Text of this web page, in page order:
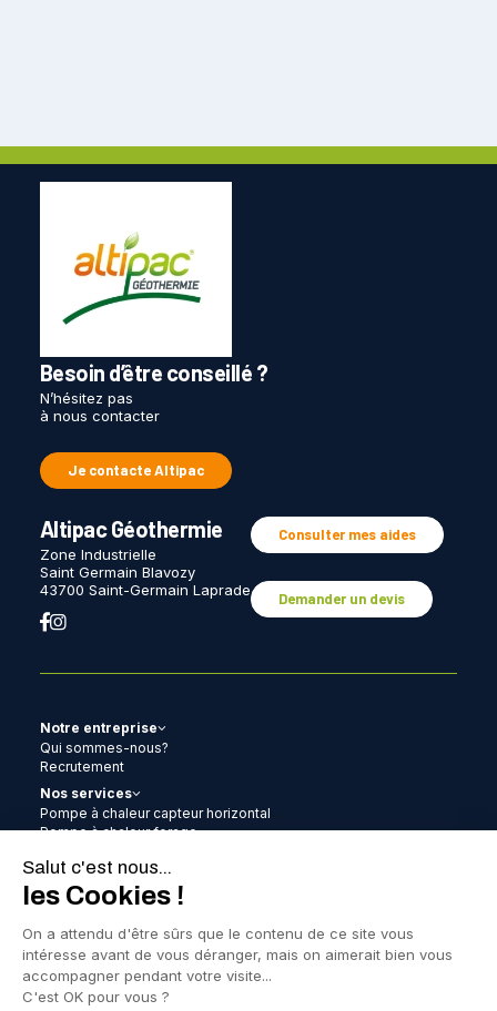
Besoin d’être conseillé ?
N’hésitez pas
à nous contacter
Je contacte Altipac
Altipac Géothermie
Zone Industrielle
Saint Germain Blavozy
43700 Saint-Germain Laprade
Consulter mes aides
Demander un devis
Notre entreprise
Qui sommes-nous?
Recrutement
Nos services
Pompe à chaleur capteur horizontal
Pompe à chaleur forage
Pompe à chaleur clim
Photovoltaïque
Remplacement gaz-gaz / gaz-eau
Contrat d’entretien
Les aides